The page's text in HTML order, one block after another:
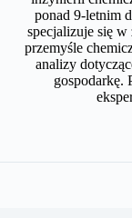
ponad 9-letnim
specjalizuje się w
przemyśle
analizy
gospodarkę.